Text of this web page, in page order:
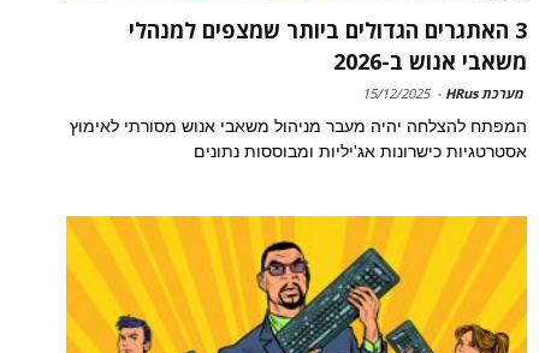
3 האתגרים הגדולים ביותר שמצפים למנהלי
משאבי אנוש ב-2026
מערכת HRus -
15/12/2025
המפתח להצלחה יהיה מעבר מניהול משאבי אנוש מסורתי לאימוץ
אסטרטגיות כישרונות אג'יליות ומבוססות נתונים